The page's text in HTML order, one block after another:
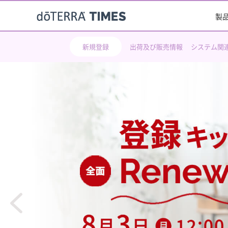
製
新規登録 出荷及び販売情報 システム関